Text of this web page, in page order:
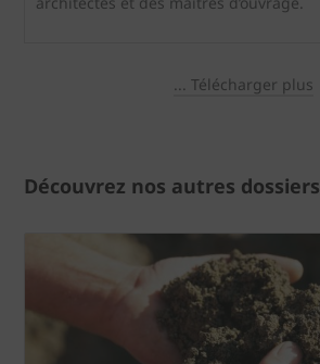
... Télécharger plus
Découvrez nos autres dossiers